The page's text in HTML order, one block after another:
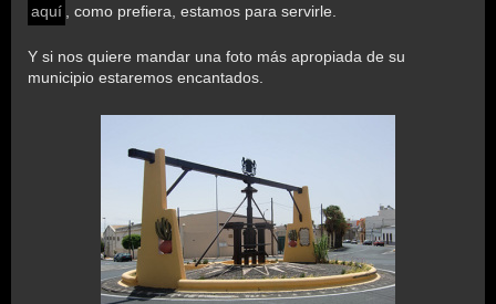
aquí
, como prefiera, estamos para servirle.
Y si nos quiere mandar una foto más apropiada de su
municipio estaremos encantados.